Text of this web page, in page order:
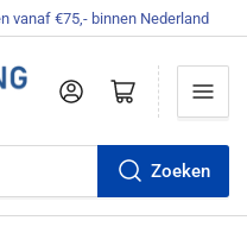
vanaf €75,- binnen Nederland
Zoeken
AanmeldenMini-winkelwagen openen